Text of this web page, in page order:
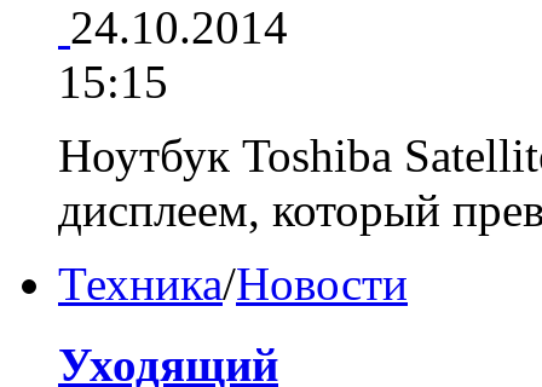
24.10.2014
15:15
Ноутбук Toshiba
дисплеем, который
Техника/Новости
Уходящий